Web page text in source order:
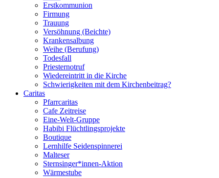
Erstkommunion
Firmung
Trauung
Versöhnung (Beichte)
Krankensalbung
Weihe (Berufung)
Todesfall
Priesternotruf
Wiedereintritt in die Kirche
Schwierigkeiten mit dem Kirchenbeitrag?
Caritas
Pfarrcaritas
Cafe Zeitreise
Eine-Welt-Gruppe
Habibi Flüchtlingsprojekte
Boutique
Lernhilfe Seidenspinnerei
Malteser
Sternsinger*innen-Aktion
Wärmestube